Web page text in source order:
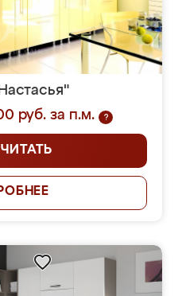
руб. за п.м.
?